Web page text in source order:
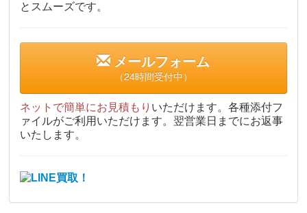
とスムーズです。
メールフォーム
（24時間受付中）
ネットで簡単にお見積もり いただけます。各種添付フ
ァイルがご利用いただけます。翌営業日までにお返事
いたします。